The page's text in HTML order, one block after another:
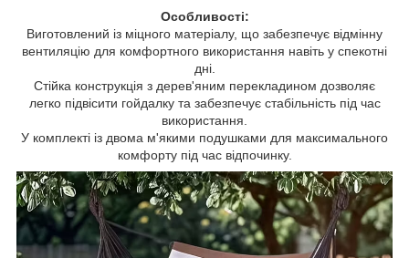
Особливості:
Виготовлений із міцного матеріалу, що забезпечує відмінну
вентиляцію для комфортного використання навіть у спекотні
дні.
Стійка конструкція з дерев'яним перекладином дозволяє
легко підвісити гойдалку та забезпечує стабільність під час
використання.
У комплекті із двома м'якими подушками для максимального
комфорту під час відпочинку.